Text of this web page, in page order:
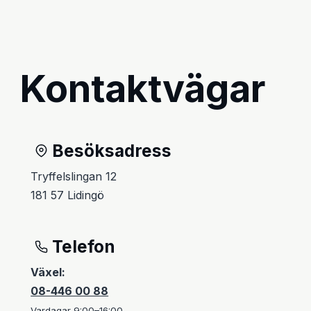
Kontaktvägar
Besöksadress
Tryffelslingan 12
181 57 Lidingö
Telefon
Växel:
08-446 00 88